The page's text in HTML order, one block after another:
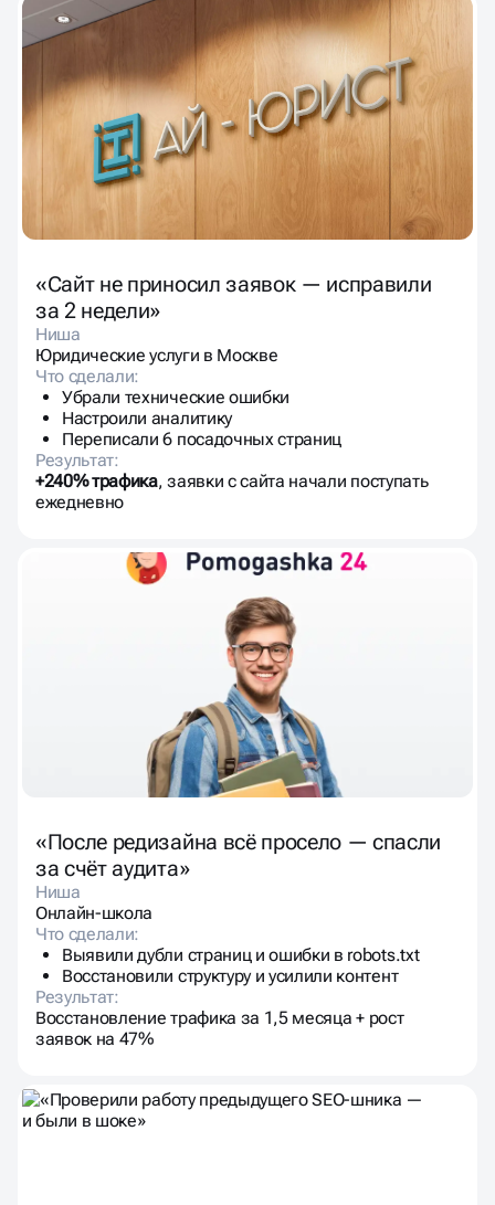
«Сайт не приносил заявок — исправили
за 2 недели»
Ниша
Юридические услуги в Москве
Что сделали:
Убрали технические ошибки
Настроили аналитику
Переписали 6 посадочных страниц
Результат:
+240% трафика, заявки с сайта начали поступать
ежедневно
«После редизайна всё просело — спасли
за счёт аудита»
Ниша
Онлайн-школа
Что сделали:
Выявили дубли страниц и ошибки в robots.txt
Восстановили структуру и усилили контент
Результат:
Восстановление трафика за 1,5 месяца + рост
заявок на 47%